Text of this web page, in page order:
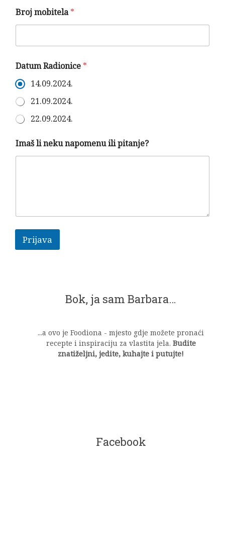
Broj mobitela*
m
a
š
i
l
i
B
o
j
Datum Radionice *
14.09.2024.
21.09.2024.
22.09.2024.
*
n
Imaš li neku napomenu ili pitanje?
Prijava
Bok, ja sam Barbara…
...a ovo je Foodiona - mjesto gdje možete pronaći
recepte i inspiraciju za vlastita jela. Budite
znatiželjni, jedite, kuhajte i putujte!
Facebook